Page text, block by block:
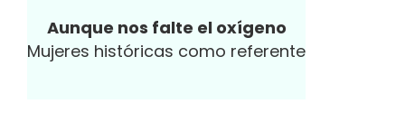
Aunque nos falte el oxígeno
Mujeres históricas como referente